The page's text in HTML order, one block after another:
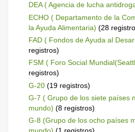
DEA ( Agencia de lucha
ECHO ( Departamento de la
la Ayuda Alimentaria) (28
FAD ( Fondos de Ayuda al
registros)
FSM ( Foro Social
registros)
G-20(19 registros)
G-7 ( Grupo de los siete países
mundo) (8 registros)
G-8 (Grupo de los ocho países